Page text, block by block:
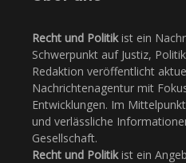
Recht und Politikist ein
Schwerpunkt auf Justiz,
Redaktion veröffentlicht
Nachrichtenagentur mit
Entwicklungen. Im
und verlässliche
Gesellschaft.
Recht und Politikist ein